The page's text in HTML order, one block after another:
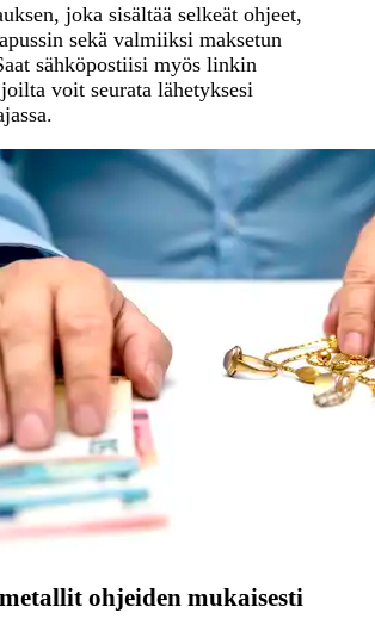
joka sisältää selkeät ohjeet,
sekä valmiiksi maksetun
sähköpostiisi myös linkin
voit seurata lähetyksesi
ohjeiden mukaisesti